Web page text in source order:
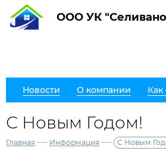
ООО УК
Новости О компании Как
С Новым Годом!
Главная — Информация — С Новым